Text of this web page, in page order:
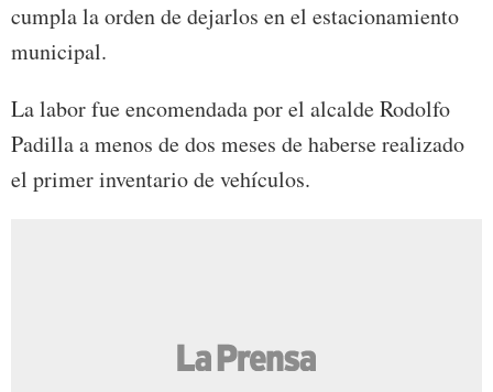
cumpla la orden de dejarlos en el estacionamiento
municipal.
La labor fue encomendada por el alcalde Rodolfo
Padilla a menos de dos meses de haberse realizado
el primer inventario de vehículos.